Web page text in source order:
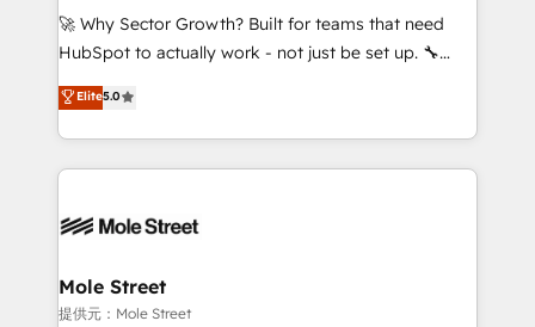
with good people' and have worked with incredible
brands. You can see some of them on our website,
🚀 Why Sector Growth? Built for teams that need
HubSpot to actually work - not just be set up. 🔧
HubSpot Experts: Onboarding, migrations,
automation, and training built for adoption. ⚡ Highly
Technical Execution: ERP, EMR and Custom
Integrations; complex builds delivered in weeks, not
workflows; automation agents; process optimization
Healthcare: HIPAA implementations; secure data
workflows 💼 Financial Services: compliant
Elite5.0
Mole Street
提供元：Mole Street